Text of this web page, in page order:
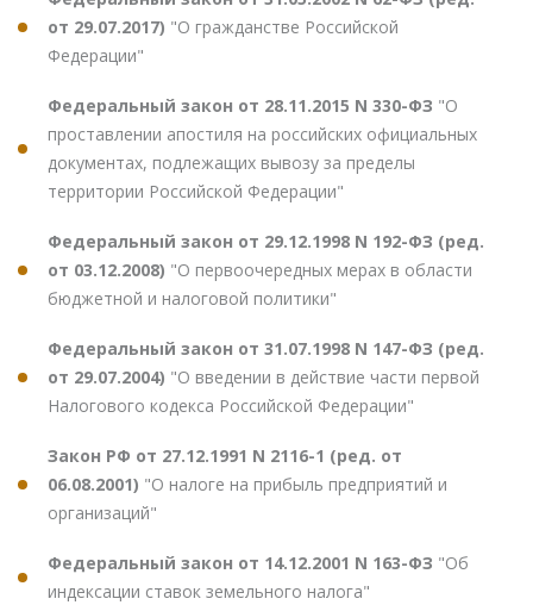
от 29.07.2017) "О гражданстве Российской
Федерации"
Федеральный закон от 28.11.2015 N 330-ФЗ "О
проставлении апостиля на российских официальных
документах, подлежащих вывозу за пределы
территории Российской Федерации"
Федеральный закон от 29.12.1998 N 192-ФЗ (ред.
от 03.12.2008) "О первоочередных мерах в области
бюджетной и налоговой политики"
Федеральный закон от 31.07.1998 N 147-ФЗ (ред.
от 29.07.2004) "О введении в действие части первой
Налогового кодекса Российской Федерации"
Закон РФ от 27.12.1991 N 2116-1 (ред. от
06.08.2001) "О налоге на прибыль предприятий и
организаций"
Федеральный закон от 14.12.2001 N 163-ФЗ "Об
индексации ставок земельного налога"